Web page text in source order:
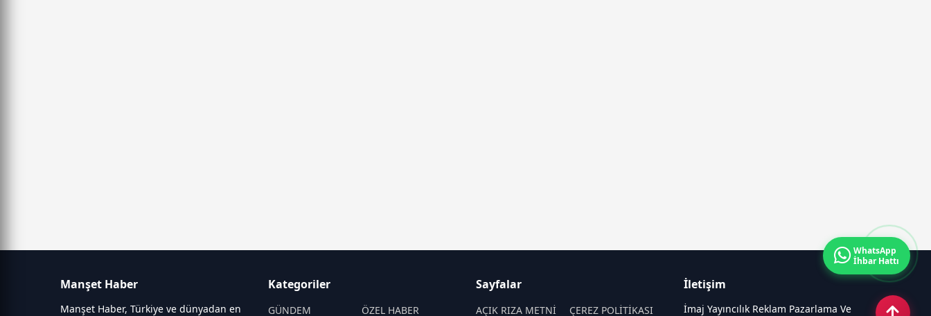
Manşet Haber
Manşet Haber, Türkiye ve dünyadan en
Kategoriler
GÜNDEM ÖZEL HABER
Sayfalar
AÇIK RIZA METNİ ÇEREZ POLİTİKASI
İletişim
İmaj Yayıncılık Reklam Pazarlama Ve
WhatsApp
İhbar Hattı